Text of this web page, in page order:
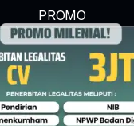
PROMO